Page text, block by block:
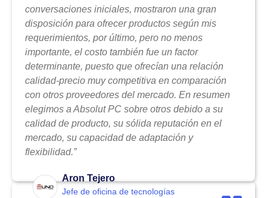
conversaciones iniciales, mostraron una gran
disposición para ofrecer productos según mis
requerimientos, por último, pero no menos
importante, el costo también fue un factor
determinante, puesto que ofrecían una relación
calidad-precio muy competitiva en comparación
con otros proveedores del mercado. En resumen
elegimos a Absolut PC sobre otros debido a su
calidad de producto, su sólida reputación en el
mercado, su capacidad de adaptación y
flexibilidad.”
Aron Tejero
Jefe de oficina de tecnologías